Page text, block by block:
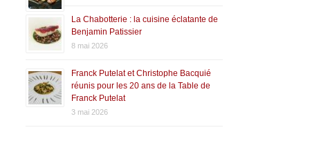
La Chabotterie : la cuisine éclatante de
Benjamin Patissier
8 mai 2026
Franck Putelat et Christophe Bacquié
réunis pour les 20 ans de la Table de
Franck Putelat
3 mai 2026